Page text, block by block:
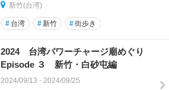
新竹(台湾)
# 台湾 #新竹 #街歩き
2024 台湾パワーチャージ廟めぐり
Episode ３ 新竹・白砂屯編
2024/09/13 - 2024/09/25